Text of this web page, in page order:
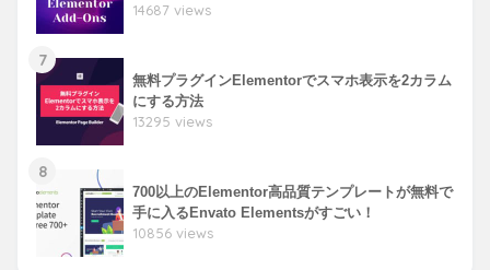
14687 views
7
無料プラグインElementorでスマホ表示を2カラム
にする方法
13295 views
8
700以上のElementor高品質テンプレートが無料で
手に入るEnvato Elementsがすごい！
10856 views